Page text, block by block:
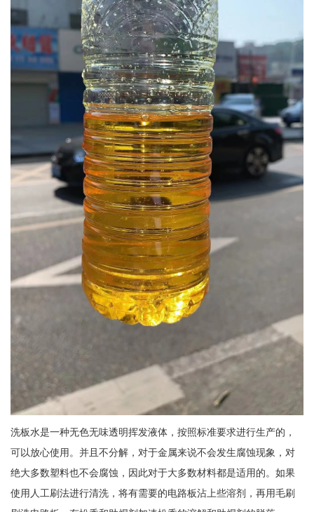
洗板水是一种无色无味透明挥发液体，按照标准要求进行生产的，
可以放心使用。并且不分解，对于金属来说不会发生腐蚀现象，对
绝大多数塑料也不会腐蚀，因此对于大多数材料都是适用的。如果
使用人工刷法进行清洗，将有需要的电路板沾上些溶剂，再用毛刷